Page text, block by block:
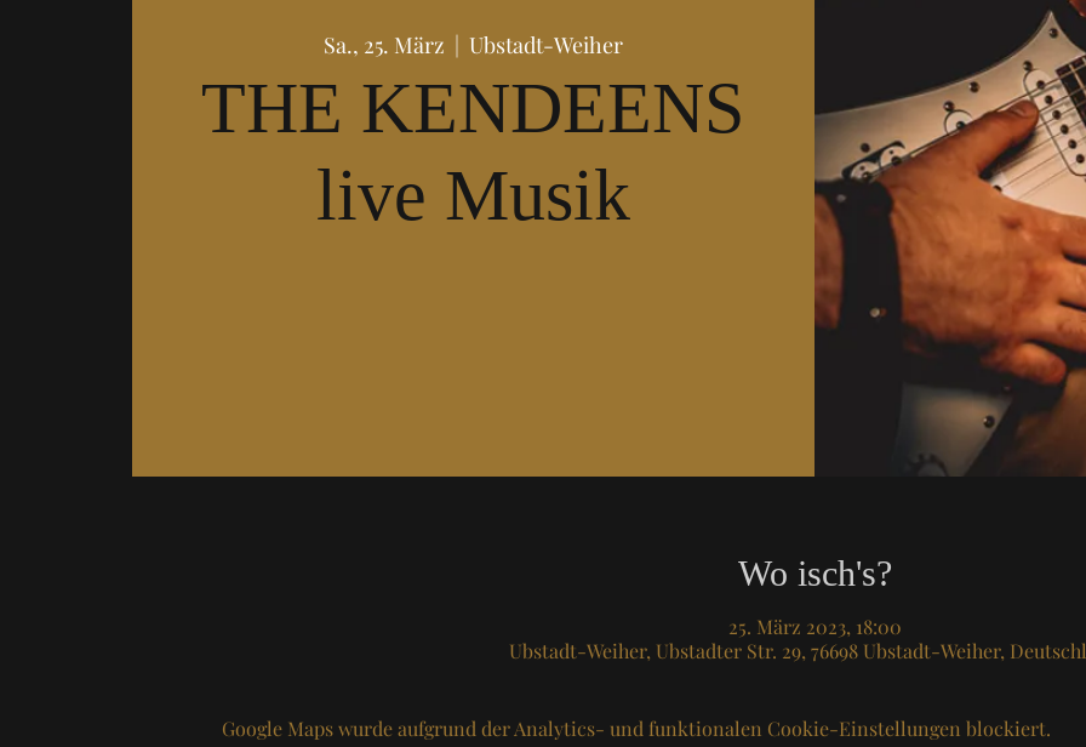
Sa., 25. März
  |
Ubstadt-Weiher
THE KENDEENS
live Musik
Wo isch's?
25. März 2023, 18:00
Ubstadt-Weiher, Ubstadter Str. 29, 76698 Ubstadt-Weiher,
Google Maps wurde aufgrund der Analytics- und funktionalen Cookie-Einstellungen blockiert.